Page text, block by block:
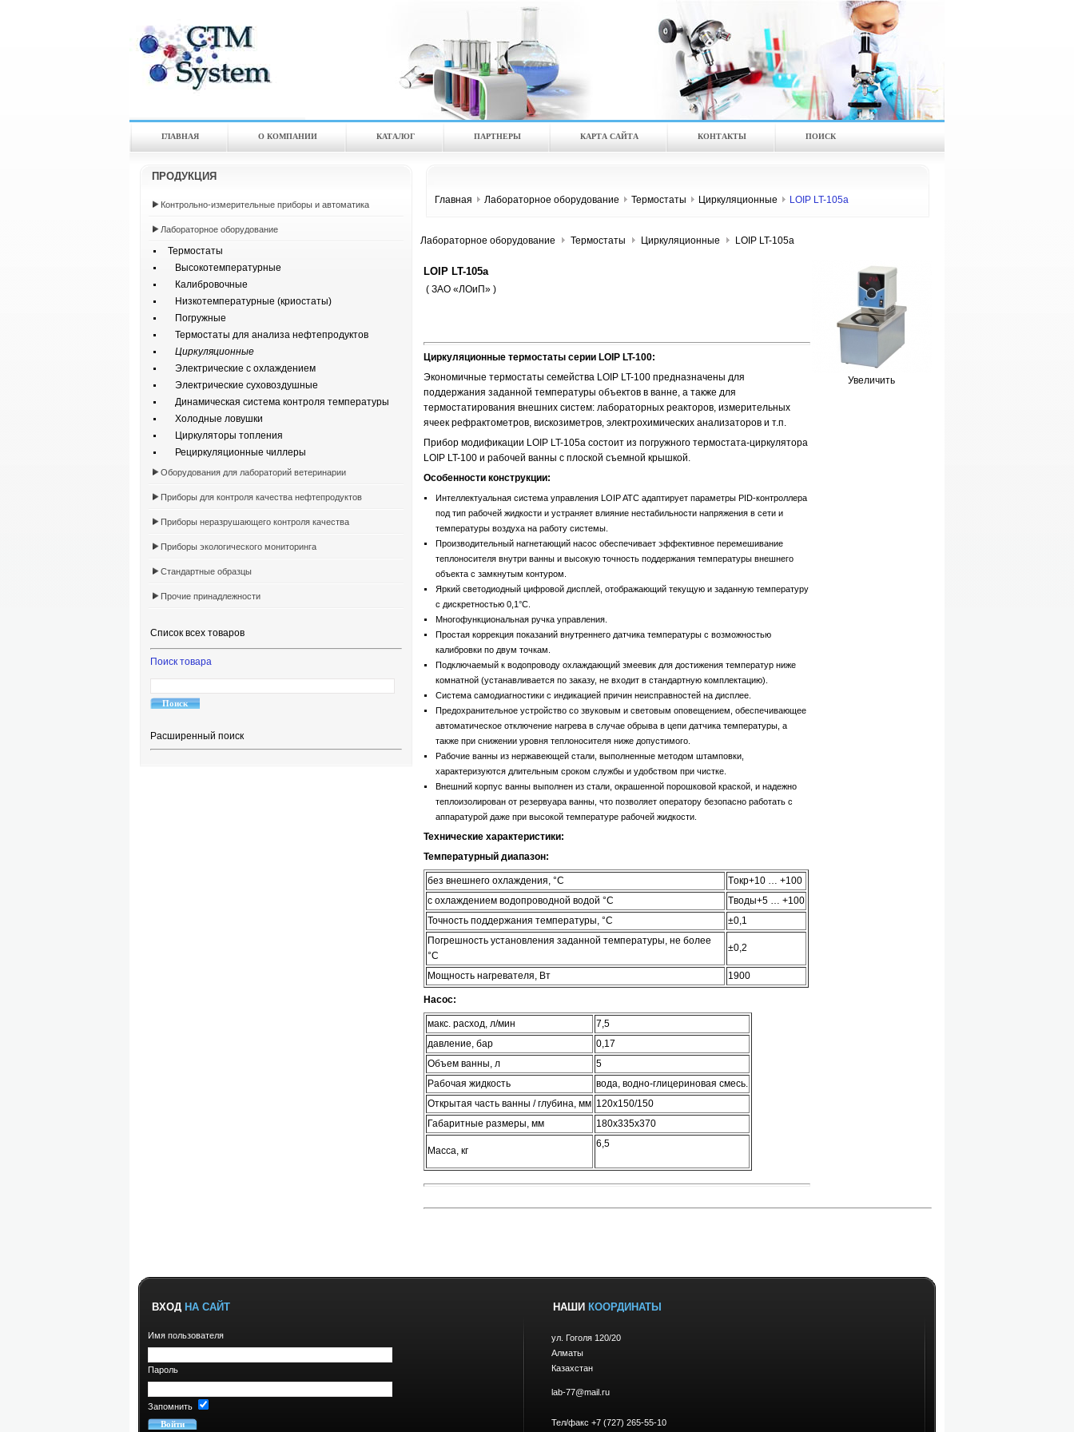
ГЛАВНАЯ О КОМПАНИИ КАТАЛOГ ПАРТНЕРЫ КАРТА САЙТА КОНТАКТЫ ПОИСК
ПРОДУКЦИЯ
Контрольно-измерительные приборы и автоматика
Лабораторное оборудование
Термостаты
Высокотемпературные
Калибровочные
Низкотемпературные (криостаты)
Погружные
Термостаты для анализа нефтепродуктов
Циркуляционные
Электрические с охлаждением
Электрические суховоздушные
Динамическая система контроля температуры
Холодные ловушки
Циркуляторы топления
Рециркуляционные чиллеры
Оборудования для лабораторий ветеринарии
Приборы для контроля качества нефтепродуктов
Приборы неразрушающего контроля качества
Приборы экологического мониторинга
Стандартные образцы
Прочие принадлежности
Список всех товаров
Поиск товара
Расширенный поиск
Главная Лабораторное оборудование Термостаты Циркуляционные LOIP LT-105a
Лабораторное оборудование Термостаты Циркуляционные LOIP LT-105a
LOIP LT-105a
( ЗАО «ЛОиП» )
Увеличить
Циркуляционные термостаты серии LOIP LT-100:
Экономичные термостаты семейства LOIP LT-100 предназначены для
поддержания заданной температуры объектов в ванне, а также для
термостатирования внешних систем: лабораторных реакторов, измерительных
ячеек рефрактометров, вискозиметров, электрохимических анализаторов и т.п.
Прибор модификации LOIP LT-105a состоит из погружного термостата-циркулятора
LOIP LT-100 и рабочей ванны с плоской съемной крышкой.
Особенности конструкции:
Интеллектуальная система управления LOIP ATC адаптирует параметры PID-контроллера
под тип рабочей жидкости и устраняет влияние нестабильности напряжения в сети и
температуры воздуха на работу системы.
Производительный нагнетающий насос обеспечивает эффективное перемешивание
теплоносителя внутри ванны и высокую точность поддержания температуры внешнего
объекта с замкнутым контуром.
Яркий светодиодный цифровой дисплей, отображающий текущую и заданную температуру
с дискретностью 0,1°С.
Многофункциональная ручка управления.
Простая коррекция показаний внутреннего датчика температуры с возможностью
калибровки по двум точкам.
Подключаемый к водопроводу охлаждающий змеевик для достижения температур ниже
комнатной (устанавливается по заказу, не входит в стандартную комплектацию).
Система самодиагностики с индикацией причин неисправностей на дисплее.
Предохранительное устройство со звуковым и световым оповещением, обеспечивающее
автоматическое отключение нагрева в случае обрыва в цепи датчика температуры, а
также при снижении уровня теплоносителя ниже допустимого.
Рабочие ванны из нержавеющей стали, выполненные методом штамповки,
характеризуются длительным сроком службы и удобством при чистке.
Внешний корпус ванны выполнен из стали, окрашенной порошковой краской, и надежно
теплоизолирован от резервуара ванны, что позволяет оператору безопасно работать с
аппаратурой даже при высокой температуре рабочей жидкости.
Технические характеристики:
Температурный диапазон:
без внешнего охлаждения, °С
Tокр+10 … +100
с охлаждением водопроводной водой °С
Tводы+5 … +100
Точность поддержания температуры, °С
±0,1
Погрешность установления заданной температуры, не более
°С
±0,2
Мощность нагревателя, Вт 1900
Насос:
макс. расход, л/мин
7,5
давление, бар
0,17
Объем ванны, л
5
Рабочая жидкость
вода, водно-глицериновая смесь.
Открытая часть ванны / глубина, мм 120х150/150
Габаритные размеры, мм
180х335х370
Масса, кг
6,5
ВХОД НА САЙТ
Имя пользователя
Пароль
Запомнить
НАШИ КООРДИНАТЫ
ул. Гоголя 120/20
Алматы
Казахстан
lab-77@mail.ru
Тел/факс +7 (727) 265-55-10